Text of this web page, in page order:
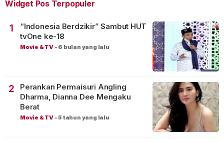
Widget Pos Terpopuler
1
“Indonesia Berdzikir” Sambut HUT
tvOne ke-18
Movie & TV - 6 bulan yang lalu
2
Perankan Permaisuri Angling
Dharma, Dianna Dee Mengaku
Berat
Movie & TV -5 tahun yang lalu